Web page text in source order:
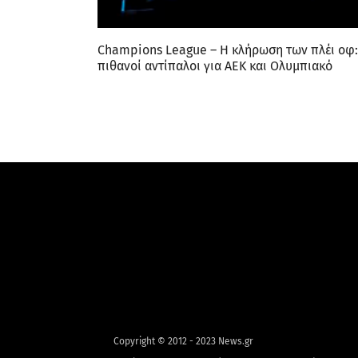
Champions League – Η κλήρωση των πλέι
πιθανοί αντίπαλοι για ΑΕΚ και Ολυμπιακό
Copyright © 2012 - 2023 News.gr